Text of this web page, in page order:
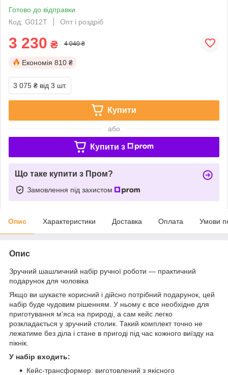
Готово до відправки
Код: G012T
Опт і роздріб
3 230 ₴ 4 040 ₴
Економія 810 ₴
3 075 ₴ від 3 шт.
Купити
або
Купити з
Що таке купити з Пром?
Замовлення під захистом
Опис Характеристики Доставка Оплата Умови
Опис
Зручний шашличний набір ручної роботи — практичний
подарунок для чоловіка
Якщо ви шукаєте корисний і дійсно потрібний подарунок, цей
набір буде чудовим рішенням. У ньому є все необхідне для
приготування м'яса на природі, а сам кейс легко
розкладається у зручний столик. Такий комплект точно не
лежатиме без діла і стане в пригоді під час кожного виїзду на
пікнік.
У набір входить:
Кейс-трансформер: виготовлений з якісного